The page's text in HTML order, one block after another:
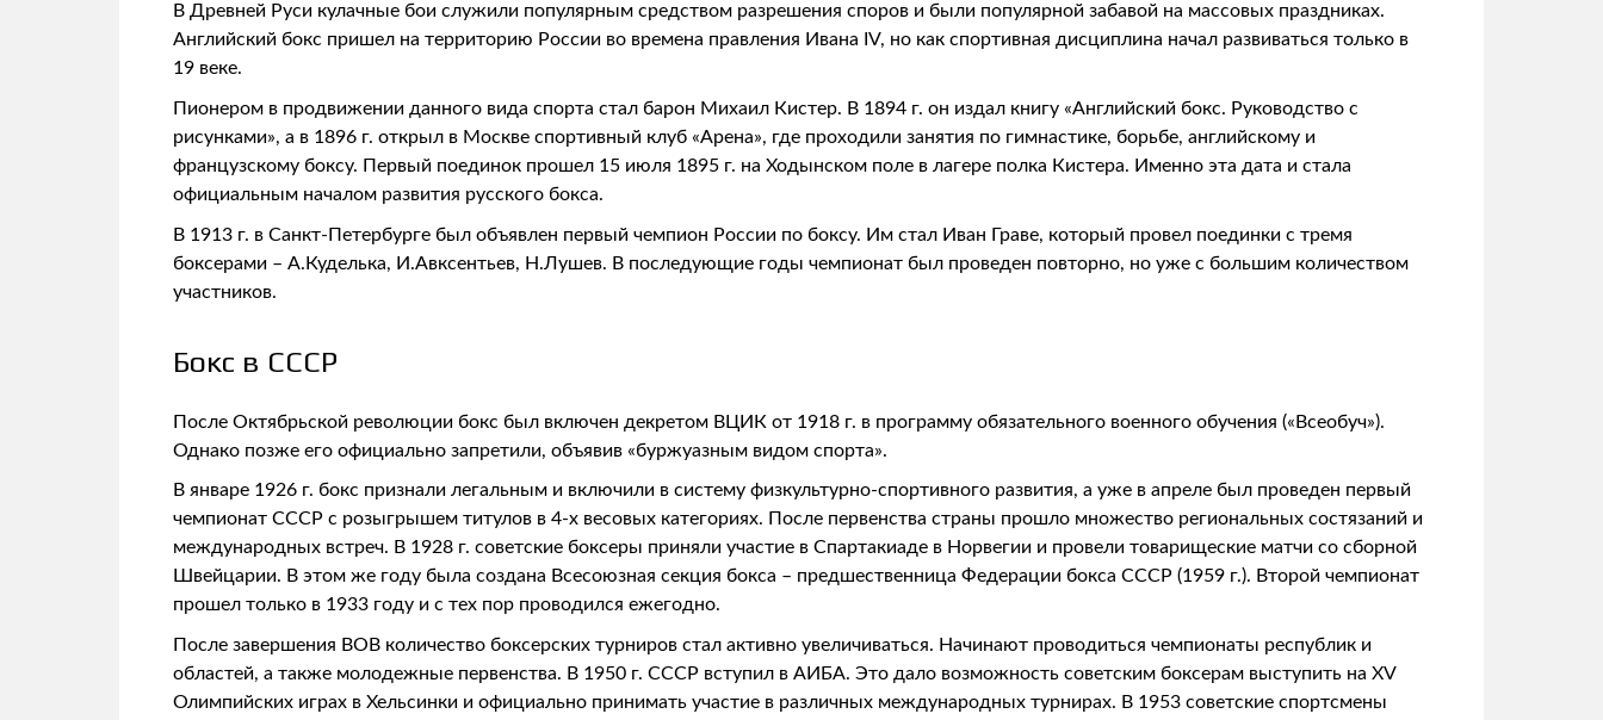
В Древней Руси кулачные бои служили популярным средством разрешения споров и были популярной забавой на массовых праздниках.
Английский бокс пришел на территорию России во времена правления Ивана IV, но как спортивная дисциплина начал развиваться только в
19 веке.
Пионером в продвижении данного вида спорта стал барон Михаил Кистер. В 1894 г. он издал книгу «Английский бокс. Руководство с
рисунками», а в 1896 г. открыл в Москве спортивный клуб «Арена», где проходили занятия по гимнастике, борьбе, английскому и
французскому боксу. Первый поединок прошел 15 июля 1895 г. на Ходынском поле в лагере полка Кистера. Именно эта дата и стала
официальным началом развития русского бокса.
В 1913 г. в Санкт-Петербурге был объявлен первый чемпион России по боксу. Им стал Иван Граве, который провел поединки с тремя
боксерами – А.Куделька, И.Авксентьев, Н.Лушев. В последующие годы чемпионат был проведен повторно, но уже с большим количеством
участников.
Бокс в СССР
После Октябрьской революции бокс был включен декретом ВЦИК от 1918 г. в программу обязательного военного обучения («Всеобуч»).
Однако позже его официально запретили, объявив «буржуазным видом спорта».
В январе 1926 г. бокс признали легальным и включили в систему физкультурно-спортивного развития, а уже в апреле был проведен первый
чемпионат СССР с розыгрышем титулов в 4-х весовых категориях. После первенства страны прошло множество региональных состязаний и
международных встреч. В 1928 г. советские боксеры приняли участие в Спартакиаде в Норвегии и провели товарищеские матчи со сборной
Швейцарии. В этом же году была создана Всесоюзная секция бокса – предшественница Федерации бокса СССР (1959 г.). Второй чемпионат
прошел только в 1933 году и с тех пор проводился ежегодно.
После завершения ВОВ количество боксерских турниров стал активно увеличиваться. Начинают проводиться чемпионаты республик и
областей, а также молодежные первенства. В 1950 г. СССР вступил в АИБА. Это дало возможность советским боксерам выступить на XV
Олимпийских играх в Хельсинки и официально принимать участие в различных международных турнирах. В 1953 советские спортсмены